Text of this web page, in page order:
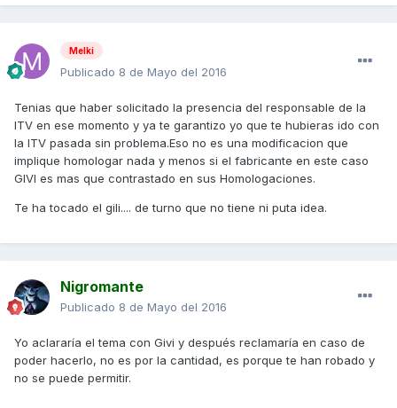
Melki
Publicado 8 de Mayo del 2016
Tenias que haber solicitado la presencia del responsable de la
ITV en ese momento y ya te garantizo yo que te hubieras ido con
la ITV pasada sin problema.Eso no es una modificacion que
implique homologar nada y menos si el fabricante en este caso
GIVI es mas que contrastado en sus Homologaciones.
Te ha tocado el gili.... de turno que no tiene ni puta idea.
Nigromante
Publicado 8 de Mayo del 2016
Yo aclararía el tema con Givi y después reclamaría en caso de
poder hacerlo, no es por la cantidad, es porque te han robado y
no se puede permitir.